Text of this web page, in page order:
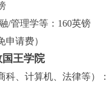
/管理学等：160英镑
申请费）
王学院
科、计算机、法律等）：